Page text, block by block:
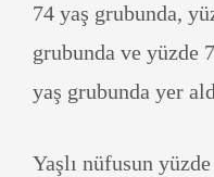
74 yaş grubunda,
grubunda ve yüzde
yaş grubunda yer
Yaşlı nüfusun